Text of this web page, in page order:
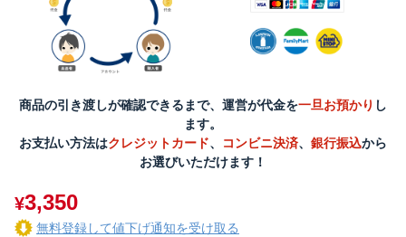
商品の引き渡しが確認できるまで、運営が代金を一旦お預かり し
ます。
お支払い方法はクレジットカード、 コンビニ決済、 銀行振込から
お選びいただけます！
¥3,350
無料登録して値下げ通知を受け取る